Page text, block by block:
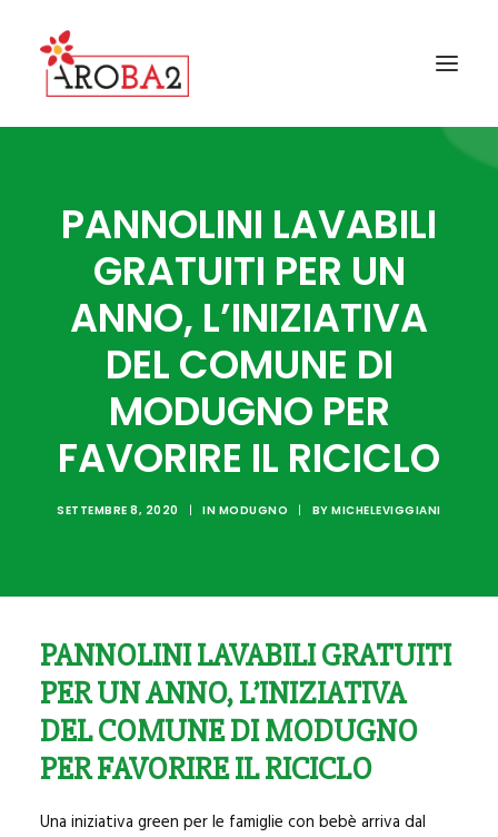
GALLERY
NEWS
I COMUNI AROBA2
IL PROGETTO AROBA2
SANNICANDRO
GIOVINAZZO
PALO DEL COLLE
MODUGNO
PANNOLINI LAVABILI
GRATUITI PER UN
ANNO, L’INIZIATIVA
DEL COMUNE DI
MODUGNO PER
FAVORIRE IL RICICLO
SETTEMBRE 8, 2020 | IN MODUGNO | BYMICHELEVIGGIANI
PANNOLINI LAVABILI GRATUITI
PER UN ANNO, L’INIZIATIVA
DEL COMUNE DI MODUGNO
PER FAVORIRE IL RICICLO
Una iniziativa green per le famiglie con bebè arriva dal